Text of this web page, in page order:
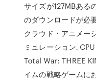
サイズが127MBある
のダウンロードが必
クラウド・アニメー
ミュレーション.
Total War: THREE
イムの戦略ゲームに